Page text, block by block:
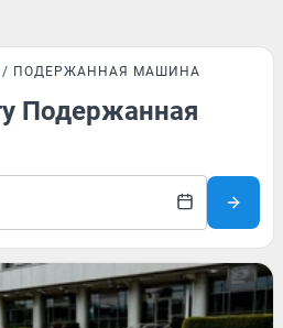
ПОДЕРЖАННАЯ МАШИНА
Подержанная